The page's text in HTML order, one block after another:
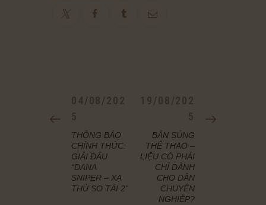
BÀI
VIẾT
PREVIOUS
POST:
04/08/202
5
THÔNG BÁO
CHÍNH THỨC:
GIẢI ĐẤU
“DANA
SNIPER – XẠ
THỦ SO TÀI 2”
NEXT
19/08/202
5
BẮN SÚNG
THỂ THAO –
LIỆU CÓ PHẢI
CHỈ DÀNH
CHO DÂN
CHUYÊN
NGHIỆP?